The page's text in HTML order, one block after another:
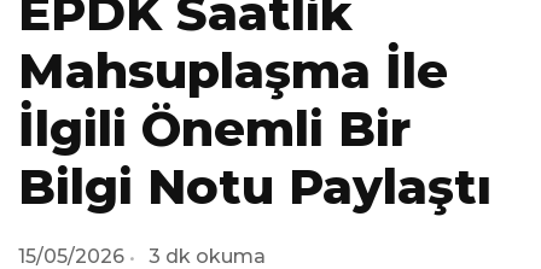
EPDK Saatlik
Mahsuplaşma İle
İlgili Önemli Bir
Bilgi Notu Paylaştı
15/05/2026 3 dk okuma